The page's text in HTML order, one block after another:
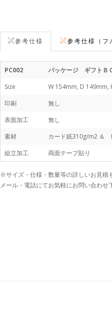
参考仕様 参考仕様（フ
PC002
パッケージ ギフトＢ
Size
W 154mm, D 149mm,
印刷
無し
表面加工
無し
素材
カード紙310g/m2 ＆
組立加工
両面テープ貼り
※サイズ・仕様・数量等の詳しいお見積
メール・電話にてお気軽にお問い合わせ